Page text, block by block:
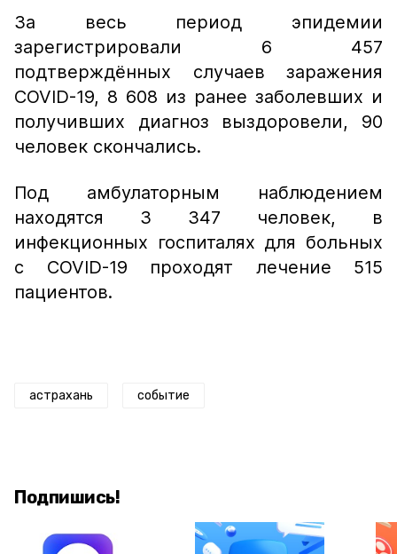
За весь период эпидемии
зарегистрировали 6 457
подтверждённых случаев заражения
COVID-19, 8 608 из ранее заболевших и
получивших диагноз выздоровели, 90
человек скончались.
Под амбулаторным наблюдением
находятся 3 347 человек, в
инфекционных госпиталях для больных
с COVID-19 проходят лечение 515
пациентов.
астрахань событие
Подпишись!